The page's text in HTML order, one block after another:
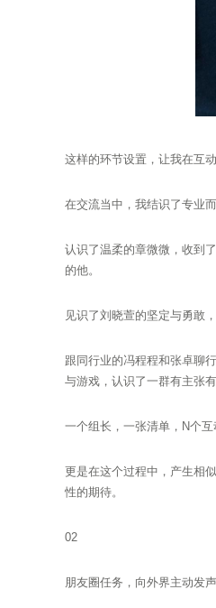
这样的环节设置，让我在互
在交流当中，我结识了专业
认识了温柔的章微微，收到
的他。
见识了刘晓萱的坚定与勇敢
跟同行业的冯程程和张卓聊
与游戏，认识了一群有主张
一个组长，一张清单，N个互
更是在这个过程中，产生相
性的期待。
02
朋友圈任务，向外界主动发声